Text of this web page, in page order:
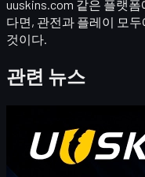
uuskins.com 같은 플랫
다면, 관전과 플레이 모
것이다.
관련 뉴스
안녕하세요, CS2 트
그에 오신 것을 환영